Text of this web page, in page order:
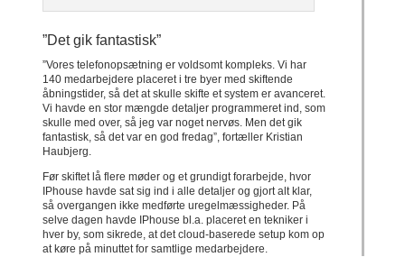
”Det gik fantastisk”
”Vores telefonopsætning er voldsomt kompleks. Vi har
140 medarbejdere placeret i tre byer med skiftende
åbningstider, så det at skulle skifte et system er avanceret.
Vi havde en stor mængde detaljer programmeret ind, som
skulle med over, så jeg var noget nervøs. Men det gik
fantastisk, så det var en god fredag”, fortæller Kristian
Haubjerg.
Før skiftet lå flere møder og et grundigt forarbejde, hvor
IPhouse havde sat sig ind i alle detaljer og gjort alt klar,
så overgangen ikke medførte uregelmæssigheder. På
selve dagen havde IPhouse bl.a. placeret en tekniker i
hver by, som sikrede, at det cloud-baserede setup kom op
at køre på minuttet for samtlige medarbejdere.